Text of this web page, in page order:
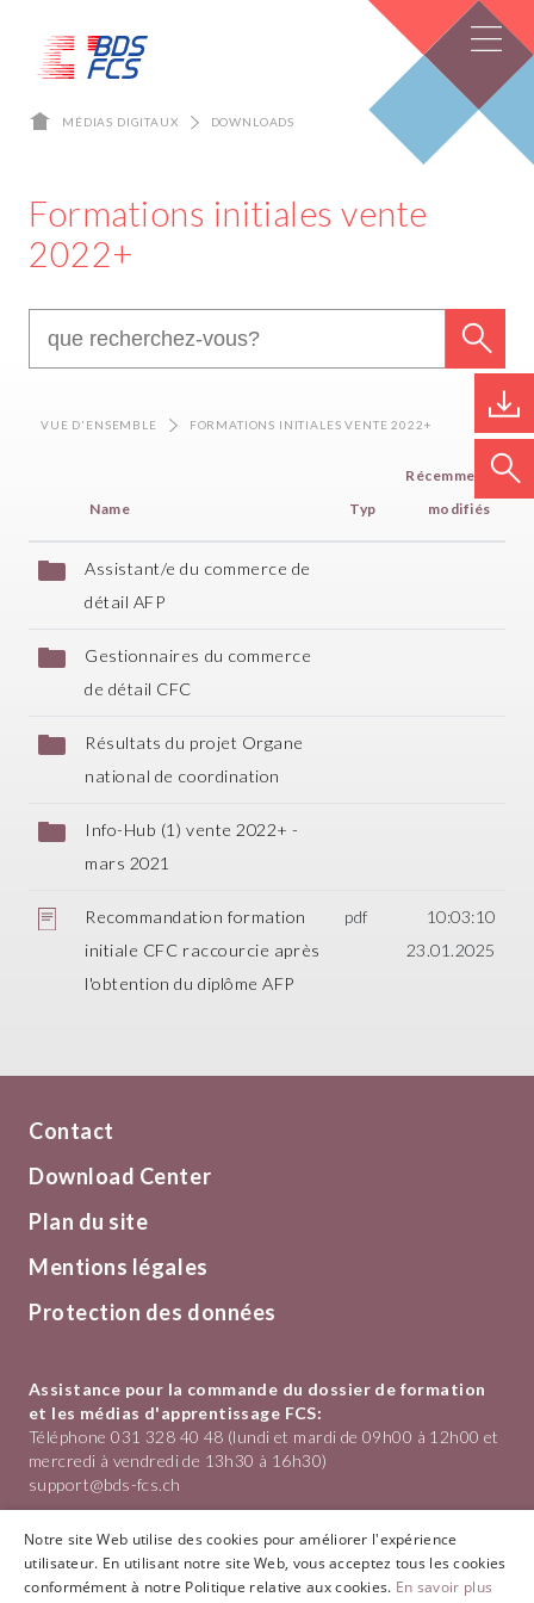
MÉDIAS DIGITAUX DOWNLOADS
Formations initiales vente
2022+
VUE D'ENSEMBLE FORMATIONS INITIALES VENTE 2022+
Name Typ
Récemment
modifiés
Assistant/e du commerce de
détail AFP
Gestionnaires du commerce
de détail CFC
Résultats du projet Organe
national de coordination
Info-Hub (1) vente 2022+ -
mars 2021
Recommandation formation
initiale CFC raccourcie après
l'obtention du diplôme AFP
pdf
10:03:10
23.01.2025
Assistance pour la commande du dossier de formation
et les médias d'apprentissage FCS:
Téléphone 031 328 40 48 (lundi et mardi de 09h00 à 12h00 et
mercredi à vendredi de 13h30 à 16h30)
support@bds-fcs.ch
Formation du Commerce de Détail Suisse
Hotelgasse 1
3011 Bern
Protection des données
Mentions légales
Plan du site
Download Center
Contact
Notre site Web utilise des cookies pour améliorer l'expérience
utilisateur. En utilisant notre site Web, vous acceptez tous les cookies
conformément à notre Politique relative aux cookies. En savoir plus